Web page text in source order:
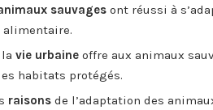
sauvages ont réussi à
vie urbaine offre aux animaux
habitats protégés.
raisons de l’adaptation des